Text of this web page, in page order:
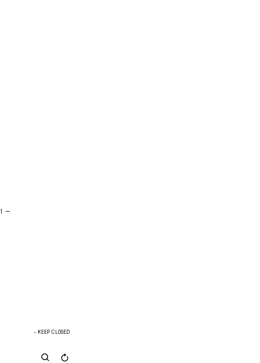
- KEEP CLOSED